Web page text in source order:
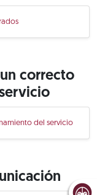
correcto
del servicio